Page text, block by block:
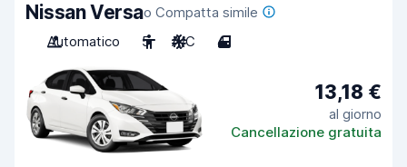
Nissan Versao Compatta simile
Automatico
5 A/C 4
13,18 €
al giorno
Cancellazione gratuita